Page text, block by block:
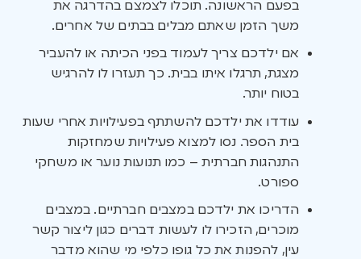
בפעם הראשונה. תוכלו לצמצם בהדרגה את
משך הזמן שאתם מבלים בבתים של אחרים.
אם ילדכם צריך לעמוד בפני הכיתה או להעביר
מצגת, תרגלו איתו בבית. כך תעזרו לו להרגיש
בטוח יותר.
עודדו את ילדכם להשתתף בפעילויות אחרי שעות
בית הספר. נסו למצוא פעילויות שמחזקות
התנהגות חברתית – כמו תנועות נוער או משחקי
ספורט.
הדריכו את ילדכם במצבים חברתיים. במצבים
מוכרים, הזכירו לו לעשות דברים כגון ליצור קשר
עין, להפנות את כל גופו כלפי מי שהוא מדבר